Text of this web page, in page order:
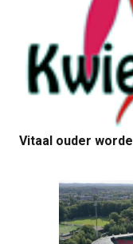
Vitaal ouder